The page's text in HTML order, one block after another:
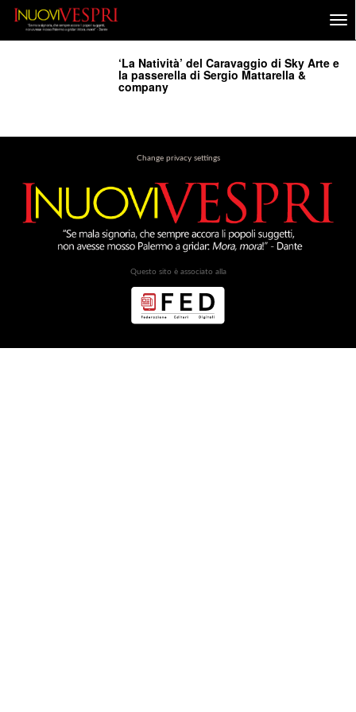
‘La Natività’ del Caravaggio di Sky Arte e
la passerella di Sergio Mattarella &
company
Change privacy settings
Questo sito è associato alla